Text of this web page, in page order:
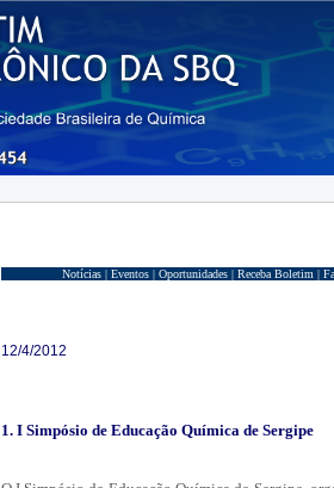
Notícias | Eventos | Oportunidades | Receba Boletim |
12/4/2012
1. I Simpósio de Educação Química de Sergipe